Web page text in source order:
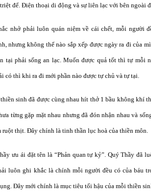
ệt để Điện thoại di động và sựliên lạc với bên ngoài
c nhở phải luôn quán niệm về cái chết, mỗi người
nhưng không thểnào sắp xếp được ngày ra đi của
n tại phải sống an lạc. Muốn được quả tốt thì tự mỗi
có thì khi ra đi mới phần nào được tựchủ và tựtại.
ền sinhđã được cùng nhau hít thở 1 bầu không khí
ưa từng gặp mặt nhau nhưngđã đón nhận nhau và số
ruột thịt. Đây chính là tinh thần lục hoà của thiền môn.
ầyưu ái đặt tên là “Phản quan tựkỷ”. Quý Thầyđã
ải luôn ghi khắc là chính mỗi người đều có của báu
ụng. Đây mới chính là mục tiêu tối hậu của mỗi thiền